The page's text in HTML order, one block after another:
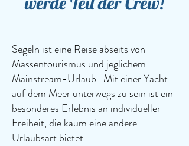
Segeln ist eine Reise abseits von
Massentourismus und jeglichem
Mainstream-Urlaub. Mit einer Yacht
auf dem Meer unterwegs zu sein ist ein
besonderes Erlebnis an individueller
Freiheit, die kaum eine andere
Urlaubsart bietet.